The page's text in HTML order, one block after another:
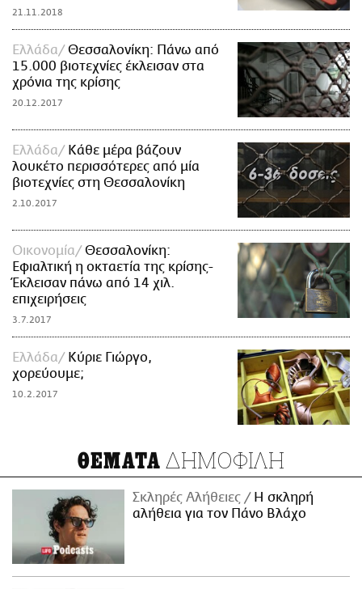
21.11.2018
Ελλάδα
Θεσσαλονίκη: Πάνω από
15.000 βιοτεχνίες έκλεισαν στα
χρόνια της κρίσης
20.12.2017
Ελλάδα
Κάθε μέρα βάζουν
λουκέτο περισσότερες από μία
βιοτεχνίες στη Θεσσαλονίκη
2.10.2017
Οικονομία
Θεσσαλονίκη:
Εφιαλτική η οκταετία της κρίσης-
Έκλεισαν πάνω από 14 χιλ.
επιχειρήσεις
3.7.2017
Ελλάδα
Κύριε Γιώργο,
χορεύουμε;
10.2.2017
ΘΕΜΑΤΑ ΔΗΜΟΦΙΛΗ
Σκληρές Αλήθειες
H σκληρή
αλήθεια για τον Πάνο Βλάχο